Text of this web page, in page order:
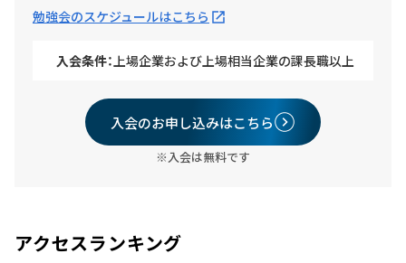
勉強会のスケジュールはこちら
入会条件：上場企業および上場相当企業の課長職以上
入会のお申し込みはこちら
※入会は無料です
アクセスランキング